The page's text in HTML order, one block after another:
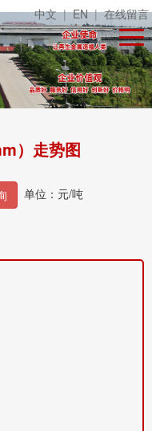
中文 | EN | 在线留言
）走势图
单位：元/吨